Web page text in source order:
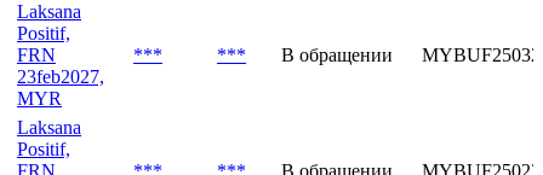
Laksana
Positif,
FRN
23feb2027,
MYR
*** *** В обращении
Laksana
Positif,
FRN
*** *** В обращении